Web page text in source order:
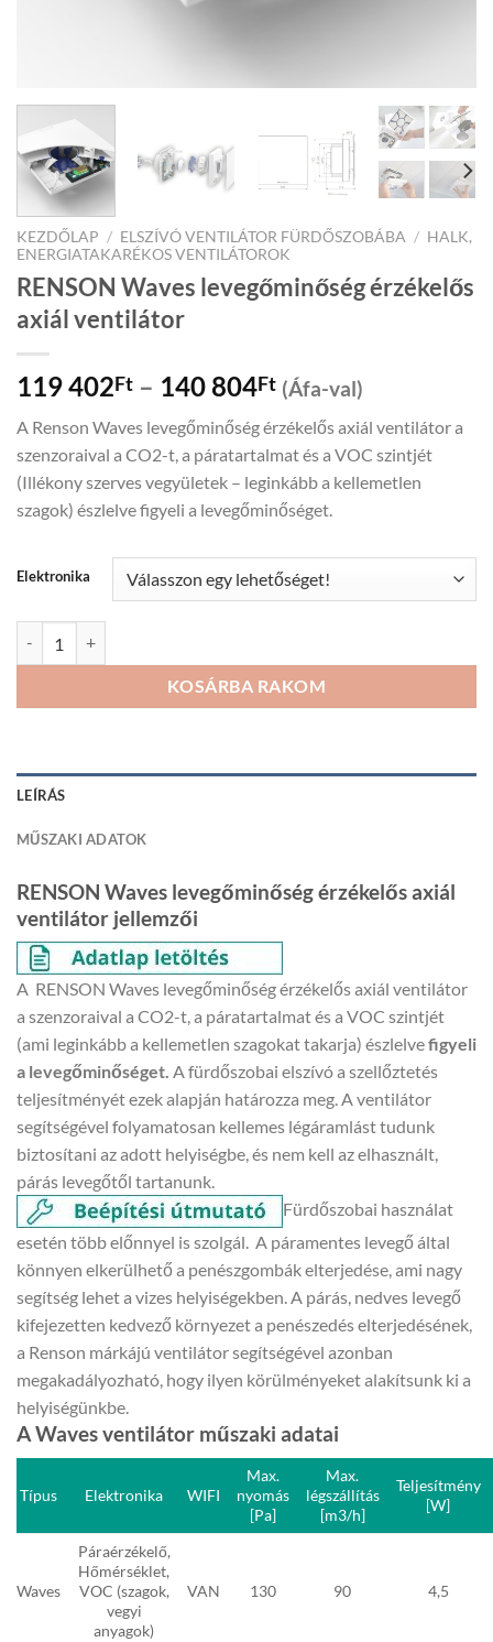
KEZDŐLAP / ELSZÍVÓ VENTILÁTOR FÜRDŐSZOBÁBA / HALK,
ENERGIATAKARÉKOS VENTILÁTOROK
RENSON Waves levegőminőség érzékelős
axiál ventilátor
119 402Ft – 140 804FtPrice
range:
119
402Ft
through
140
(Áfa-val)
A Renson Waves levegőminőség érzékelős axiál ventilátor a
szenzoraival a CO2-t, a páratartalmat és a VOC szintjét
(Illékony szerves vegyületek – leginkább a kellemetlen
szagok) észlelve figyeli a levegőminőséget.
Elektronika
KOSÁRBA RAKOM
LEÍRÁS
MŰSZAKI ADATOK
RENSON Waves levegőminőség érzékelős axiál
ventilátor jellemzői
A RENSON Waves levegőminőség érzékelős axiál ventilátor
a szenzoraival a CO2-t, a páratartalmat és a VOC szintjét
(ami leginkább a kellemetlen szagokat takarja) észlelvefigyeli
a levegőminőséget. A fürdőszobai elszívó a szellőztetés
teljesítményét ezek alapján határozza meg. A ventilátor
segítségével folyamatosan kellemes légáramlást tudunk
biztosítani az adott helyiségbe, és nem kell az elhasznált,
párás levegőtől tartanunk.
Fürdőszobai használat
esetén több előnnyel is szolgál. A páramentes levegő által
könnyen elkerülhető a penészgombák elterjedése, ami nagy
segítség lehet a vizes helyiségekben. A párás, nedves levegő
kifejezetten kedvező környezet a penészedés elterjedésének,
a Renson márkájú ventilátor segítségével azonban
megakadályozható, hogy ilyen körülményeket alakítsunk ki a
helyiségünkbe.
A Waves ventilátor műszaki adatai
Waves
Páraérzékelő,
Hőmérséklet,
VOC (szagok,
vegyi
anyagok)
VAN 130 90 4,5
Típus Elektronika WIFI
Max.
nyomás
[Pa]
Max.
légszállítás
[m3/h]
Teljesítmény
[W]